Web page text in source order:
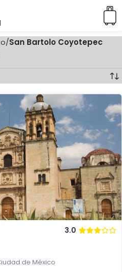
/San Bartolo Coyotepec
3.0
de México